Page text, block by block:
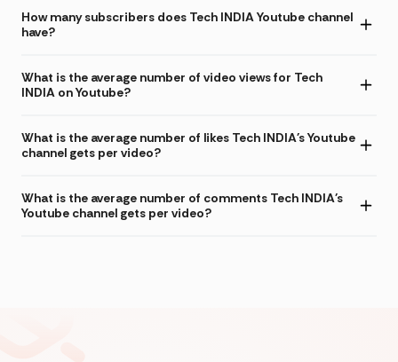
How many subscribers does Tech INDIA Youtube channel
have?
What is the average number of video views for Tech
INDIA on Youtube?
What is the average number of likes Tech INDIA's Youtube
channel gets per video?
What is the average number of comments Tech INDIA's
Youtube channel gets per video?